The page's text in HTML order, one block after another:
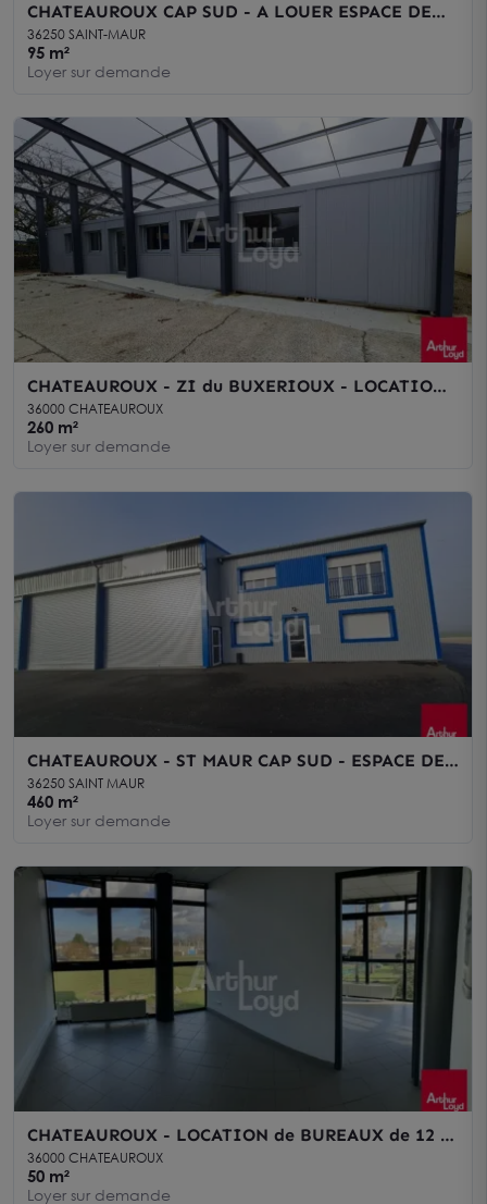
CHATEAUROUX CAP SUD - A LOUER ESPACE DE
BUREAUX - 95 m²
36250 SAINT-MAUR
95 m²
Loyer sur demande
CHATEAUROUX - ZI du BUXERIOUX - LOCATION
ESPACES de BUREAUX - 1758 260
36000 CHATEAUROUX
260 m²
Loyer sur demande
CHATEAUROUX - ST MAUR CAP SUD - ESPACE DE
BUREAUX / ACTIVITE de 460 m²
36250 SAINT MAUR
460 m²
Loyer sur demande
CHATEAUROUX - LOCATION de BUREAUX de 12 à
50 m²
36000 CHATEAUROUX
50 m²
Loyer sur demande